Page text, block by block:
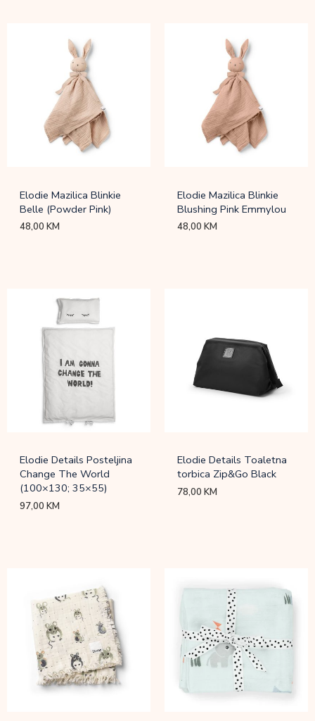
Elodie Mazilica Blinkie
Belle (Powder Pink)
48,00KM
Elodie Mazilica Blinkie
Blushing Pink Emmylou
48,00KM
Elodie Details Posteljina
Change The World
(100×130; 35×55)
97,00KM
Elodie Details Toaletna
torbica Zip&Go Black
78,00KM